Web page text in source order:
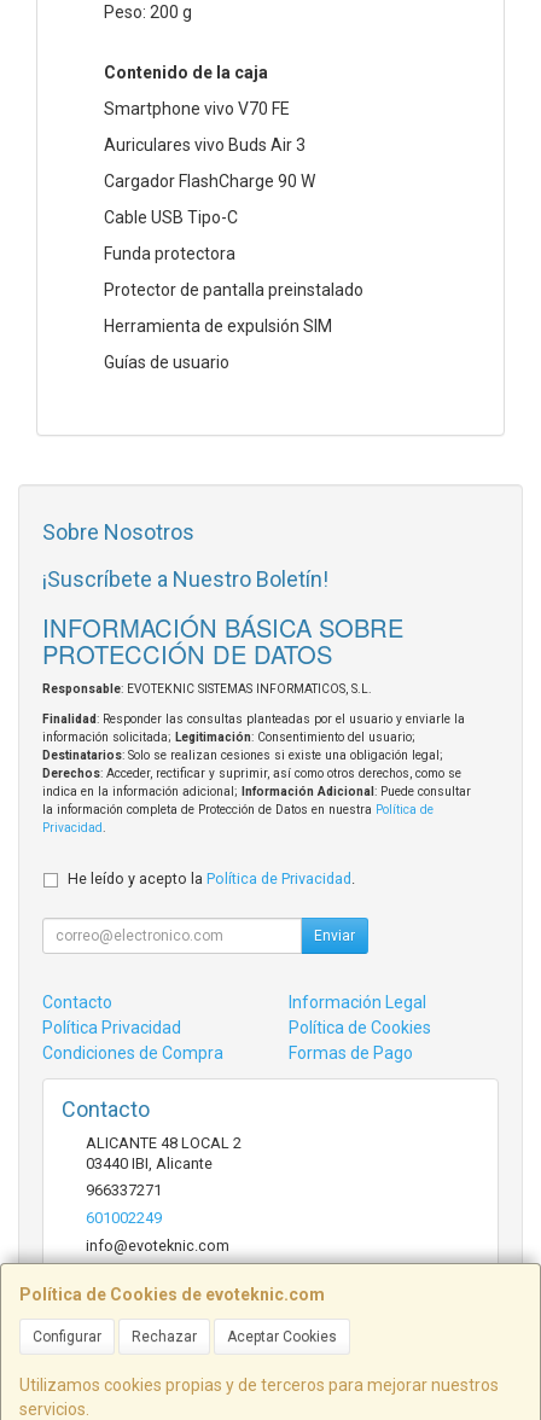
Peso: 200 g
Contenido de la caja
Smartphone vivo V70 FE
Auriculares vivo Buds Air 3
Cargador FlashCharge 90 W
Cable USB Tipo-C
Funda protectora
Protector de pantalla preinstalado
Herramienta de expulsión SIM
Guías de usuario
Política de Cookies de evoteknic.com
Configurar Rechazar Aceptar Cookies
Utilizamos cookies propias y de terceros para mejorar nuestros
servicios.
Sobre Nosotros
¡Suscríbete a Nuestro Boletín!
INFORMACIÓN BÁSICA SOBRE
PROTECCIÓN DE DATOS
Responsable: EVOTEKNIC SISTEMAS INFORMATICOS, S.L.
Finalidad: Responder las consultas planteadas por el usuario y enviarle la
información solicitada; Legitimación: Consentimiento del usuario;
Destinatarios: Solo se realizan cesiones si existe una obligación legal;
Derechos: Acceder, rectificar y suprimir, así como otros derechos, como se
indica en la información adicional;
Información Adicional : Puede consultar
la información completa de Protección de Datos en nuestra Política de
Privacidad
He leído y acepto la Política de Privacidad
Enviar
Contacto
Información Legal
Política Privacidad
Política de Cookies
Condiciones de Compra
Formas de Pago
Contacto
ALICANTE 48 LOCAL 2
03440 IBI Alicante
966337271
601002249
info@evoteknic.com
Horario